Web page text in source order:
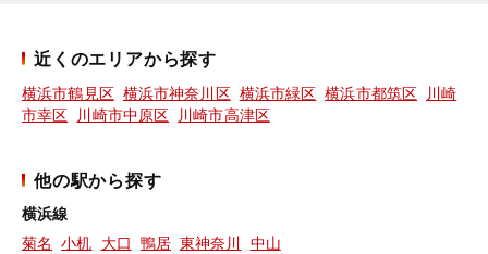
近くのエリアから探す
横浜市鶴見区 横浜市神奈川区 横浜市緑区 横浜市都筑区
川崎
市幸区
川崎市中原区 川崎市高津区
他の駅から探す
横浜線
菊名
小机 大口 鴨居 東神奈川 中山